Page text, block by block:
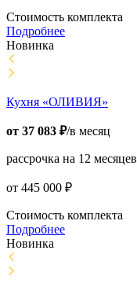
Стоимость комплекта
Подробнее
Новинка
Кухня «ОЛИВИЯ»
от 37 083 ₽/в месяц
рассрочка на 12 месяцев
от 445 000 ₽
Стоимость комплекта
Подробнее
Новинка